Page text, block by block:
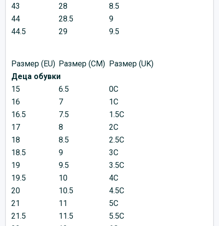
43
28
8.5
44
28.5
9
44.5
29 9.5
Размер (EU) Размер (CM) Размер (UK)
Деца обувки
15
6.5
0C
16
7
1C
16.5
7.5
1.5C
17
8
2C
18
8.5
2.5C
18.5
9
3C
19
9.5
3.5C
19.5
10
4C
20
10.5
4.5C
21
11
5C
21.5
11.5
5.5C